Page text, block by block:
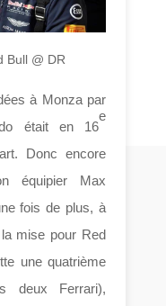
Bull @ DR
à Monza par
était en 16
e
Donc encore
équipier Max
fois de plus, à
la mise pour Red
une quatrième
deux Ferrari),